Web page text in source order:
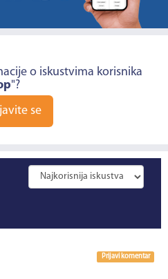
o iskustvima korisnika
"?
se
Prijavi komentar